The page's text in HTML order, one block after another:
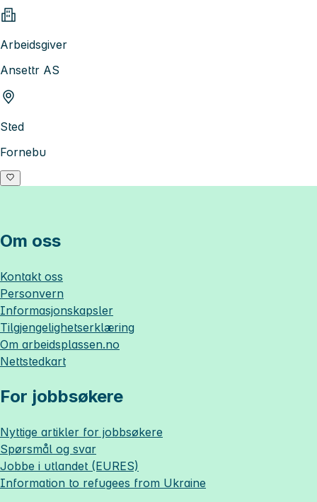
Arbeidsgiver
Ansettr AS
Sted
Fornebu
Om oss
Kontakt oss
Personvern
Informasjonskapsler
Tilgjengelighetserklæring
Om arbeidsplassen.no
Nettstedkart
For jobbsøkere
Nyttige artikler for jobbsøkere
Spørsmål og svar
Jobbe i utlandet (EURES)
Information to refugees from Ukraine